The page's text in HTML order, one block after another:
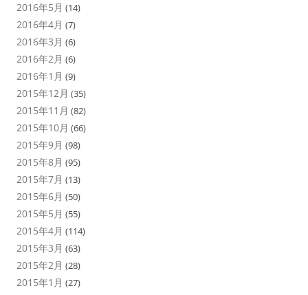
2016年5月 (14)
2016年4月 (7)
2016年3月 (6)
2016年2月 (6)
2016年1月 (9)
2015年12月 (35)
2015年11月 (82)
2015年10月 (66)
2015年9月 (98)
2015年8月 (95)
2015年7月 (13)
2015年6月 (50)
2015年5月 (55)
2015年4月 (114)
2015年3月 (63)
2015年2月 (28)
2015年1月 (27)